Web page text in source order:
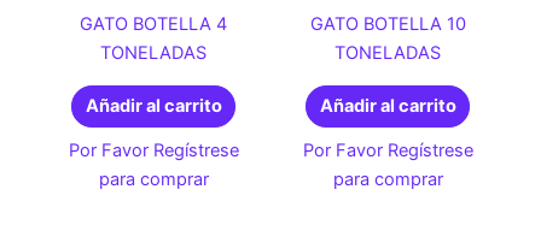
GATO BOTELLA 4
TONELADAS
Añadir al carrito
Por Favor Regístrese
para comprar
GATO BOTELLA 10
TONELADAS
Añadir al carrito
Por Favor Regístrese
para comprar